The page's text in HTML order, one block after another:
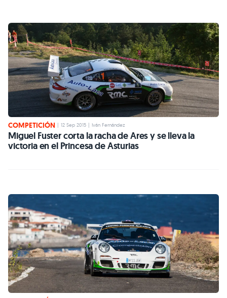
COMPETICIÓN 12 Sep 2015 Iván Fernández
Miguel Fuster corta la racha de Ares y se lleva la
victoria en el Princesa de Asturias